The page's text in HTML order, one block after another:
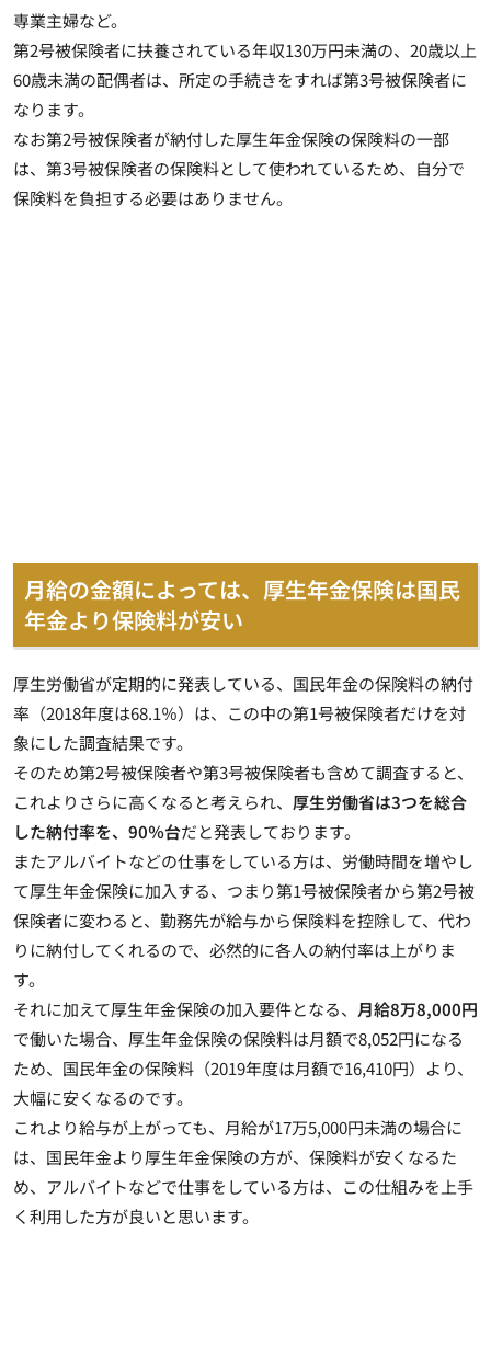
専業主婦など。
第2号被保険者に扶養されている年収130万円未満の、20歳以上
60歳未満の配偶者は、所定の手続きをすれば第3号被保険者に
なります。
なお第2号被保険者が納付した厚生年金保険の保険料の一部
は、第3号被保険者の保険料として使われているため、自分で
保険料を負担する必要はありません。
月給の金額によっては、厚生年金保険は国民
年金より保険料が安い
厚生労働省が定期的に発表している、国民年金の保険料の納付
率（2018年度は68.1％）は、この中の第1号被保険者だけを対
象にした調査結果です。
そのため第2号被保険者や第3号被保険者も含めて調査すると、
これよりさらに高くなると考えられ、 厚生労働省は3つを総合
した納付率を、90％台だと発表しております。
またアルバイトなどの仕事をしている方は、労働時間を増やし
て厚生年金保険に加入する、つまり第1号被保険者から第2号被
保険者に変わると、 勤務先が給与から保険料を控除して、代わ
りに納付してくれるので、必然的に各人の納付率は上がりま
す。
それに加えて厚生年金保険の加入要件となる、 月給8万8,000円
で働いた場合、厚生年金保険の保険料は月額で8,052円になる
ため、 国民年金の保険料（2019年度は月額で16,410円）より、
大幅に安くなるのです。
これより給与が上がっても、 月給が17万5,000円未満の場合に
は、国民年金より厚生年金保険の方が、保険料が安くなるた
め、アルバイトなどで仕事をしている方は、この仕組みを上手
く利用した方が良いと思います。